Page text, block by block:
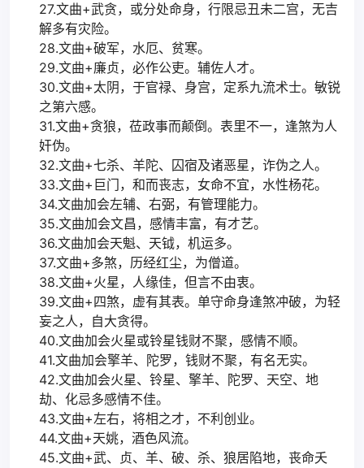
27.文曲+武贪，或分处命身，行限忌丑未二宫，无吉
解多有灾险。
28.文曲+破军，水厄、贫寒。
29.文曲+廉贞，必作公吏。辅佐人才。
30.文曲+太阴，于官禄、身宫，定系九流术士。敏锐
之第六感。
31.文曲+贪狼，莅政事而颠倒。表里不一，逢煞为人
奸伪。
32.文曲+七杀、羊陀、囚宿及诸恶星，诈伪之人。
33.文曲+巨门，和而丧志，女命不宜，水性杨花。
34.文曲加会左辅、右弼，有管理能力。
35.文曲加会文昌，感情丰富，有才艺。
36.文曲加会天魁、天钺，机运多。
37.文曲+多煞，历经红尘，为僧道。
38.文曲+火星，人缘佳，但言不由衷。
39.文曲+四煞，虚有其表。单守命身逢煞冲破，为轻
妄之人，自大贪得。
40.文曲加会火星或铃星钱财不聚，感情不顺。
41.文曲加会擎羊、陀罗，钱财不聚，有名无实。
42.文曲加会火星、铃星、擎羊、陀罗、天空、地
劫、化忌多感情不佳。
43.文曲+左右，将相之才，不利创业。
44.文曲+天姚，酒色风流。
45.文曲+武、贞、羊、破、杀、狼居陷地，丧命夭